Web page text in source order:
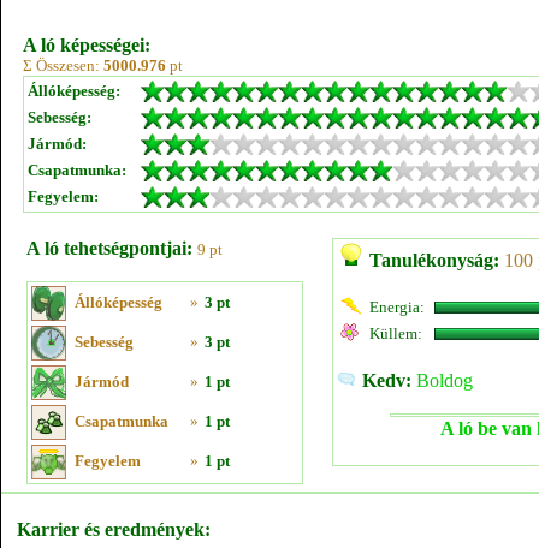
A ló képességei:
Σ Összesen: 5000.976 pt
Állóképesség:
Sebesség:
Jármód:
Csapatmunka:
Fegyelem:
A ló tehetségpontjai: 9 pt
Állóképesség » 3 pt
Sebesség » 3 pt
Jármód » 1 pt
Csapatmunka » 1 pt
Fegyelem » 1 pt
Tanulékonyság: 100
Energia:
Küllem:
Kedv: Boldog
A ló be van
Karrier és eredmények: